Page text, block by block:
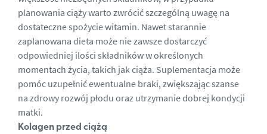
planowania ciąży warto zwrócić szczególną uwagę na
dostateczne spożycie witamin. Nawet starannie
zaplanowana dieta może nie zawsze dostarczyć
odpowiedniej ilości składników w określonych
momentach życia, takich jak ciąża. Suplementacja może
pomóc uzupełnić ewentualne braki, zwiększając szanse
na zdrowy rozwój płodu oraz utrzymanie dobrej kondycji
matki.
Kolagen przed ciążą